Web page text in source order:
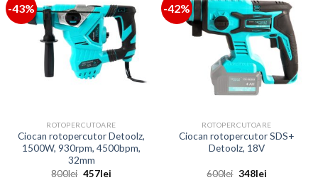
-43%
ROTOPERCUTOARE
Ciocan rotopercutor Detoolz,
1500W, 930rpm, 4500bpm,
32mm
800lei Prețul
457leiPrețul
-42%
ROTOPERCUTOARE
Ciocan rotopercutor SDS+
Detoolz, 18V
600lei Prețul
348leiPrețul